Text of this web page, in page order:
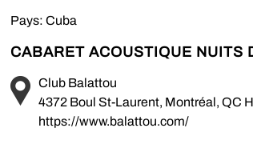
Pays: Cuba
CABARET ACOUSTIQUE NUITS
Club Balattou
4372 Boul St-Laurent, Montréal, QC
https://www.balattou.com/